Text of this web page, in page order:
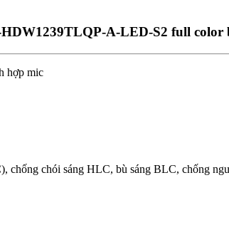
A-LED-S2 full color
chống chói sáng HLC, bù sáng BLC, chống